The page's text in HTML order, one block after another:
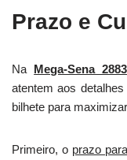
Prazo e
Na Mega-Sena 2883
atentem aos
bilhete para
Primeiro, o prazo